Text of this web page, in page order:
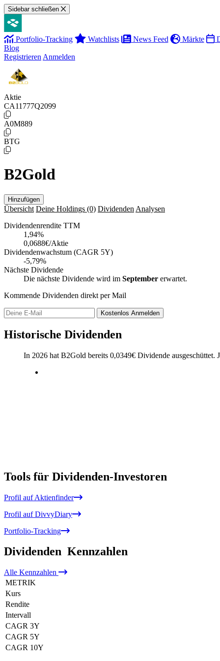
Sidebar schließen
Portfolio-Tracking Watchlists News Feed Märkte
Blog
Registrieren Anmelden
Aktie
CA11777Q2099
A0M889
BTG
B2Gold
Hinzufügen
Übersicht Deine Holdings (0) Dividenden Analysen
Dividendenrendite TTM
1,94%
0,0688€/Aktie
Dividendenwachstum (CAGR 5Y)
-5,79%
Nächste Dividende
Die nächste Dividende wird im September erwartet.
Kommende Dividenden direkt per Mail
Kostenlos Anmelden
Historische Dividenden
In 2026 hat B2Gold bereits 0,0349€ Dividende ausgeschüttet.
Tools für Dividenden-Investoren
Profil auf Aktienfinder
Profil auf DivvyDiary
Portfolio-Tracking
Dividenden Kennzahlen
Alle Kennzahlen
METRIK
Kurs
Rendite
Intervall
CAGR 3Y
CAGR 5Y
CAGR 10Y